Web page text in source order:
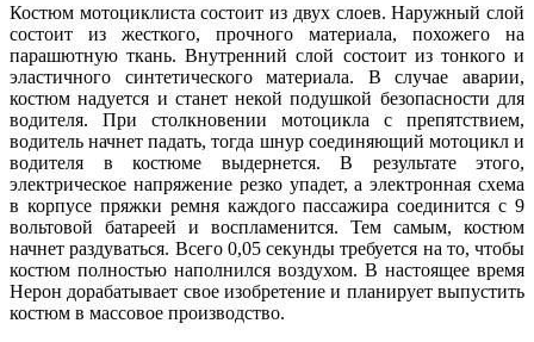
Костюм мотоциклиста состоит из двух слоев. Наружный слой
состоит из жесткого, прочного материала, похожего на
парашютную ткань. Внутренний слой состоит из тонкого и
эластичного синтетического материала. В случае аварии,
костюм надуется и станет некой подушкой безопасности для
водителя. При столкновении мотоцикла с препятствием,
водитель начнет падать, тогда шнур соединяющий мотоцикл и
водителя в костюме выдернется. В результате этого,
электрическое напряжение резко упадет, а электронная схема
в корпусе пряжки ремня каждого пассажира соединится с 9
вольтовой батареей и воспламенится. Тем самым, костюм
начнет раздуваться. Всего 0,05 секунды требуется на то, чтобы
костюм полностью наполнился воздухом. В настоящее время
Нерон дорабатывает свое изобретение и планирует выпустить
костюм в массовое производство.